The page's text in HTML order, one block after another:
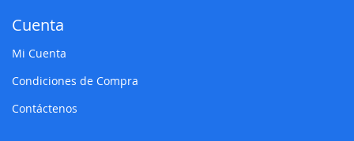
Cuenta
Mi Cuenta
Condiciones de Compra
Contáctenos